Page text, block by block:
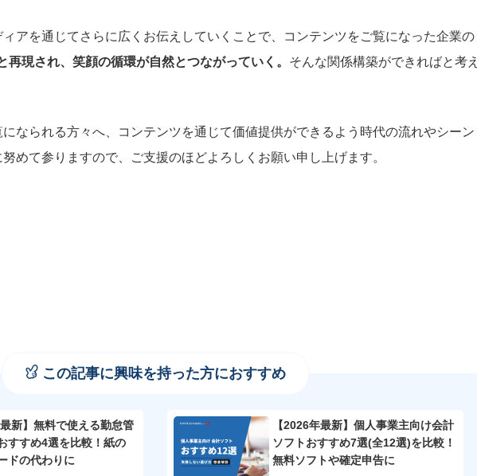
アを通じてさらに広くお伝えしていくことで、コンテンツをご覧になった企業の
再現され、笑顔の循環が自然とつながっていく。 そんな関係構築ができればと考
なられる方々へ、コンテンツを通じて価値提供ができるよう時代の流れやシーン
めて参りますので、ご支援のほどよろしくお願い申し上げます。
この記事に興味を持った方におすすめ
最新】無料で使える勤怠管
すすめ4選を比較！紙の
ドの代わりに
【2026年最新】個人事業主向け会計
ソフトおすすめ7選(全12選)を比較！
無料ソフトや確定申告に